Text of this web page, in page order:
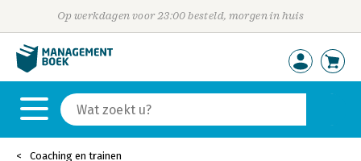
Op werkdagen voor 23:00 besteld, morgen in huis
Coaching en trainen